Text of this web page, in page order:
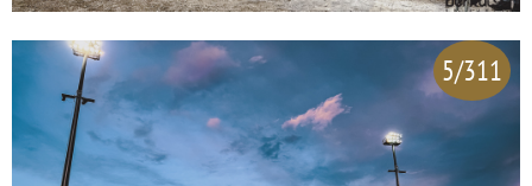
5/311